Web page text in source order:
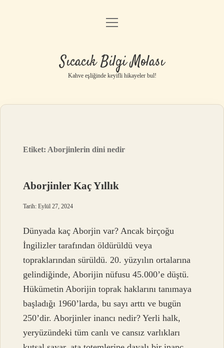
Anasayfa
Yasal Uyarı
menüyü
Sıcacık Bilgi Molası
Kahve eşliğinde keyifli hikayeler bul!
Etiket: Aborjinlerin dini nedir
Aborjinler Kaç Yıllık
Tarih: Eylül 27, 2024
Dünyada kaç Aborjin var? Ancak birçoğu
İngilizler tarafından öldürüldü veya
topraklarından sürüldü. 20. yüzyılın ortalarına
gelindiğinde, Aborijin nüfusu 45.000’e düştü.
Hükümetin Aborijin toprak haklarını tanımaya
başladığı 1960’larda, bu sayı arttı ve bugün
250’dir. Aborjinler inancı nedir? Yerli halk,
yeryüzündeki tüm canlı ve cansız varlıkları